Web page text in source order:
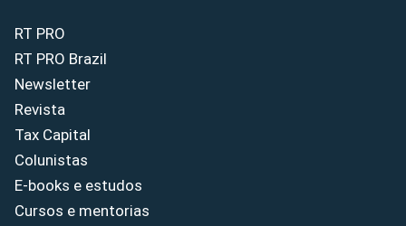
RT PRO
RT PRO Brazil
Newsletter
Revista
Tax Capital
Colunistas
E-books e estudos
Cursos e mentorias